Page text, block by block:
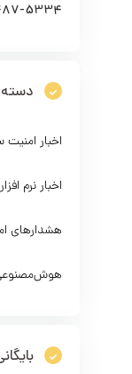
5334
اخبار امنیت
اخبار نرم
هشدارهای